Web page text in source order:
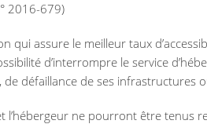
2016-679)
qui assure le meilleur taux
d’interrompre le service
défaillance de ses
l’hébergeur ne pourront être tenus